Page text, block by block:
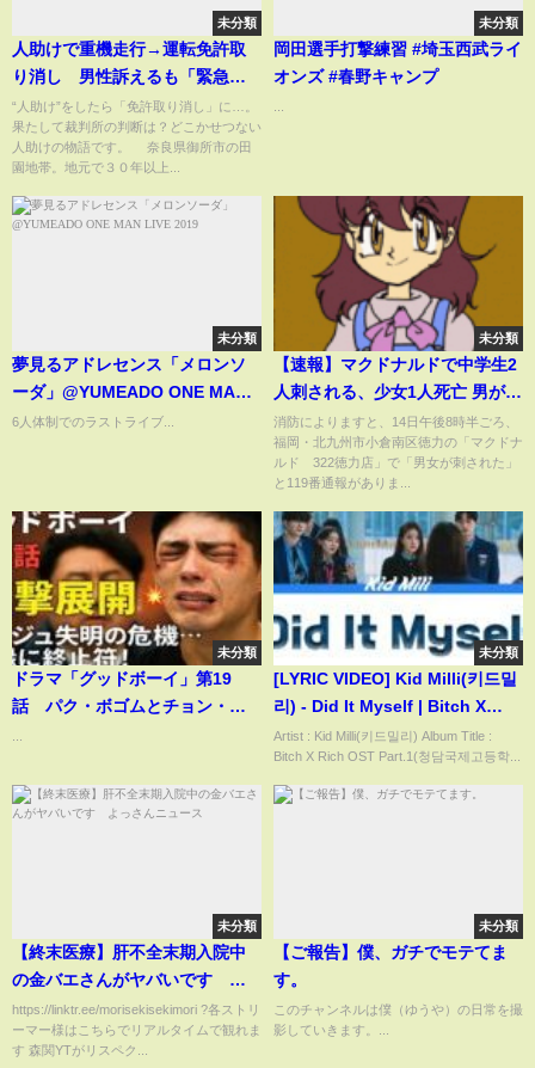
未分類
人助けで重機走行→運転免許取
り消し 男性訴えるも「緊急性
あったと言えない」と棄却
（2023年4月21日）
“人助け”をしたら「免許取り消し」に…。
果たして裁判所の判断は？どこかせつない
人助けの物語です。 奈良県御所市の田
園地帯。地元で３０年以上...
未分類
岡田選手打撃練習 #埼玉西武ライ
オンズ #春野キャンプ
未分類
夢見るアドレセンス「メロンソ
ーダ」@YUMEADO ONE MAN
LIVE 2019
6人体制でのラストライブ...
未分類
【速報】マクドナルドで中学生2
人刺される、少女1人死亡 男が逃
走 福岡・北九州市
消防によりますと、14日午後8時半ごろ、
福岡・北九州市小倉南区徳力の「マクドナ
ルド 322徳力店」で「男女が刺された」
と119番通報がありま...
未分類
ドラマ「グッドボーイ」第19
話 パク・ボゴムとチョン・マ
ク・ボゴム）は失明の危機に瀕
する。
未分類
[LYRIC VIDEO] Kid Milli(키드밀
리) - Did It Myself | Bitch X
Rich 청담국제고등학교 OST
(Color Coded Lyrics)
Artist : Kid Milli(키드밀리) Album Title :
Bitch X Rich OST Part.1(청담국제고등학...
未分類
【終末医療】肝不全末期入院中
の金バエさんがヤバいです よ
っさんニュース
https://linktr.ee/morisekisekimori ?各ストリ
ーマー様はこちらでリアルタイムで観れま
す 森関YTがリスペク...
未分類
【ご報告】僕、ガチでモテてま
す。
このチャンネルは僕（ゆうや）の日常を撮
影していきます。...